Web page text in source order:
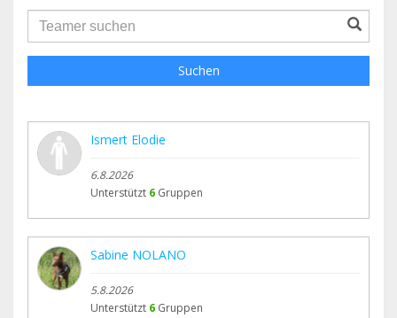
groupProfile.searchForm.search.text???
Suchen
Ismert Elodie
6.8.2026
Unterstützt 6 Gruppen
Sabine NOLANO
5.8.2026
Unterstützt 6 Gruppen